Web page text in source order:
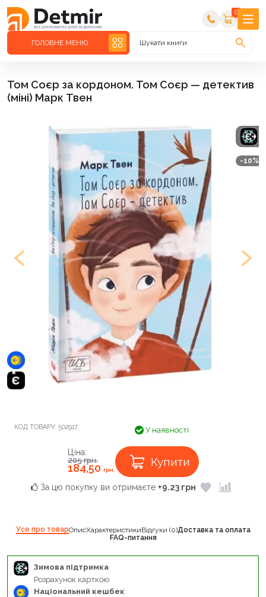
0
ГОЛОВНЕ МЕНЮ Шукати книги
Том Соєр за кордоном. Том Соєр — детектив
(міні) Марк Твен
-10%
КОД ТОВАРУ: 502917 У наявності
Ціна:
205грн.
184,50 грн.
Купити
За цю покупку ви отримаєте +9.23 грн
Усе про товарОписХарактеристикиВідгуки (0)Доставка та оплата
FAQ-питання
Зимова підтримка
Розрахунок карткою
Національний кешбек